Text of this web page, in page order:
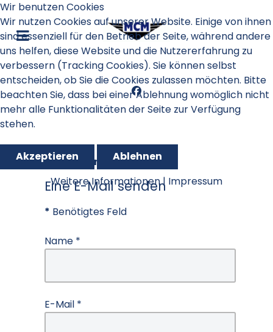
Kontaktformular
Eine E-Mail senden
* Benötigtes Feld
Name *
E-Mail *
Wir benutzen Cookies
Wir nutzen Cookies auf unserer Website. Einige von ihnen
sind essenziell für den Betrieb der Seite, während andere
uns helfen, diese Website und die Nutzererfahrung zu
verbessern (Tracking Cookies). Sie können selbst
entscheiden, ob Sie die Cookies zulassen möchten. Bitte
beachten Sie, dass bei einer Ablehnung womöglich nicht
mehr alle Funktionalitäten der Seite zur Verfügung
stehen.
Akzeptieren
Ablehnen
Weitere Informationen| Impressum